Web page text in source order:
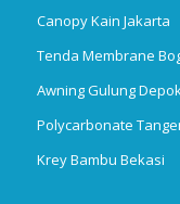
Canopy Kain Jakarta
Tenda Membrane
Awning Gulung
Polycarbonate
Krey Bambu Bekasi